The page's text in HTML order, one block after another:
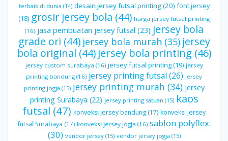
terbaik di dunia (14) desain jersey futsal printing(20) font jersey
(18) grosir jersey bola (44) harga jersey futsal printing
(16) jasa pembuatan jersey futsal (23) jersey bola
grade ori (44) jersey bola murah (35) jersey
bola original (44) jersey bola printing (46)
jersey custom surabaya (16) jersey futsal printing(19) jersey
printing bandung (16) jersey printing futsal (26) jersey
printing jogja (15) jersey printing murah (34) jersey
printing Surabaya (22) jersey printing satuan (15) kaos
futsal (47) konveksi jersey bandung (17) konveksi jersey
futsal Surabaya (17) konveksi jersey jogja (16) sablon polyflex.
(30) vendor jersey(15) vendor jersey jogja (15)